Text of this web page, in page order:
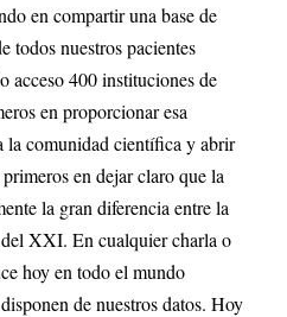
en compartir una base de
todos nuestros pacientes
400 instituciones de
en proporcionar esa
la comunidad científica y abrir
en dejar claro que la
la gran diferencia entre la
XXI. En cualquier charla o
hoy en todo el mundo
de nuestros datos. Hoy